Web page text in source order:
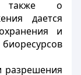
также о
дается
и
разрешения